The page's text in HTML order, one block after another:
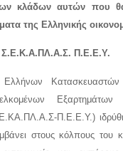
κλάδων αυτών που
της Ελληνικής
Σ.Ε.Κ.Α.ΠΛ.Α.Σ. Π.Ε.Ε.Υ.
Κατασκευαστών
Π.Ε.Ε.Υ.)
στους κόλπους του